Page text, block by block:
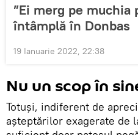
”Ei merg pe muchia
întâmplă în Donbas
19 Ianuarie 2022, 22:38
Nu un scop în
Totuși, indiferent de
așteptărilor exagerate de